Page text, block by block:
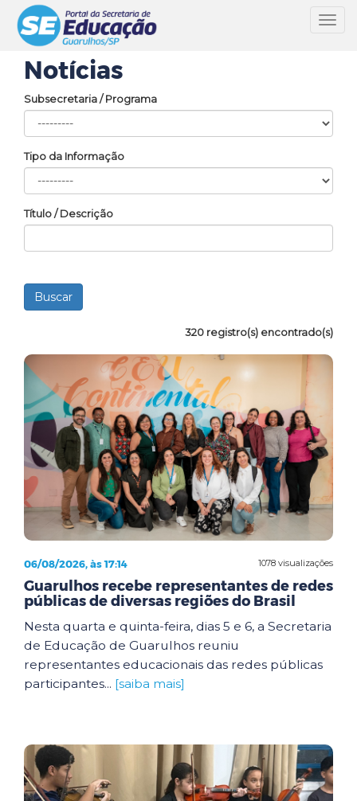
Notícias
Subsecretaria / Programa
Tipo da Informação
Título / Descrição
320 registro(s) encontrado(s)
1078 visualizações
06/08/2026, às 17:14
Guarulhos recebe representantes de redes
públicas de diversas regiões do Brasil
Nesta quarta e quinta-feira, dias 5 e 6, a Secretaria
de Educação de Guarulhos reuniu
representantes educacionais das redes públicas
participantes... [saiba mais]